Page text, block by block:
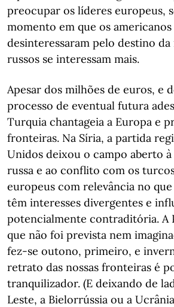
preocupar os líderes europeus,
momento em que os americanos
desinteressaram pelo destino da
russos se interessam mais.
Apesar dos milhões de euros, e
processo de eventual futura
Turquia chantageia a Europa e
fronteiras. Na Síria, a partida
Unidos deixou o campo aberto
russa e ao conflito com os
europeus com relevância no
têm interesses divergentes e
potencialmente contraditória. A
que não foi prevista nem
fez-se outono, primeiro, e
retrato das nossas fronteiras é
tranquilizador. (E deixando de
Leste, a Bielorrússia ou a